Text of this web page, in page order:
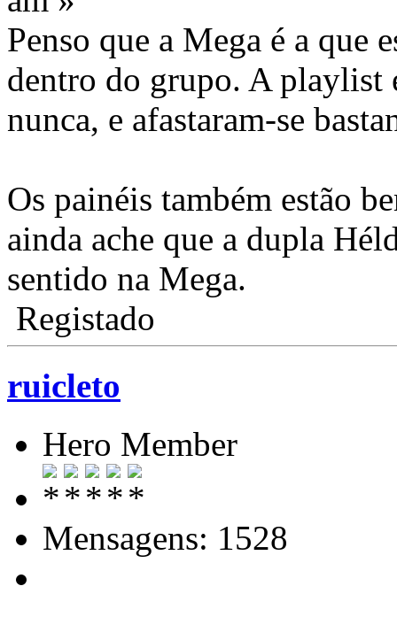
Penso que a Mega é a que
dentro do grupo. A playlist
nunca, e afastaram-se
Os painéis também estão
ainda ache que a dupla
sentido na Mega.
Registado
ruicleto
Hero Member
Mensagens: 1528